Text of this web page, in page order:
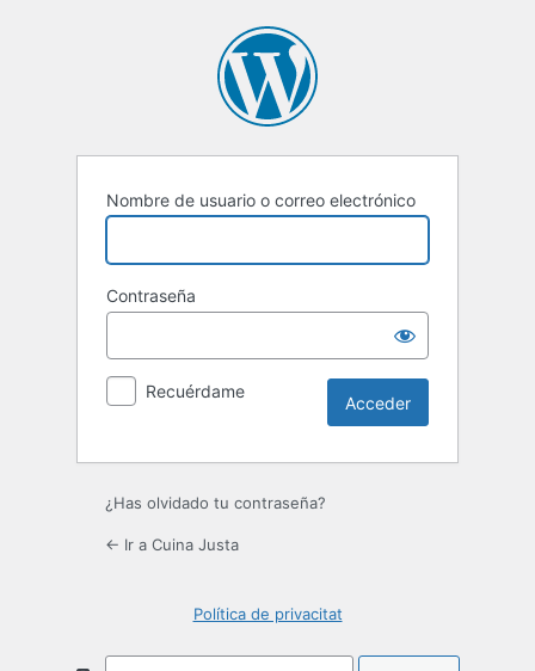
Nombre de usuario o correo electrónico
Contraseña
Recuérdame
¿Has olvidado tu contraseña?
← Ir a Cuina Justa
Política de privacitat